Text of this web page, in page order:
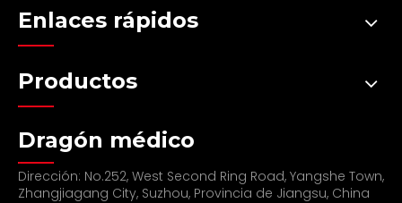
Enlaces rápidos
Productos
Dragón médico
Dirección: No.252, West Second Ring Road, Yangshe Town,
Zhangjiagang City, Suzhou, Provincia de Jiangsu, China